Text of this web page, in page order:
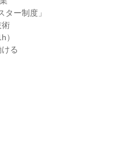
ー制度」
術
）
る